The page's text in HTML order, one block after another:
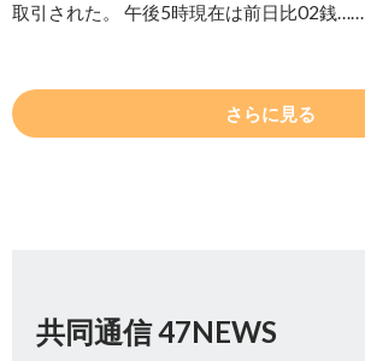
取引された。 午後5時現在は前日比02銭……
さらに見る
共同通信 47NEWS